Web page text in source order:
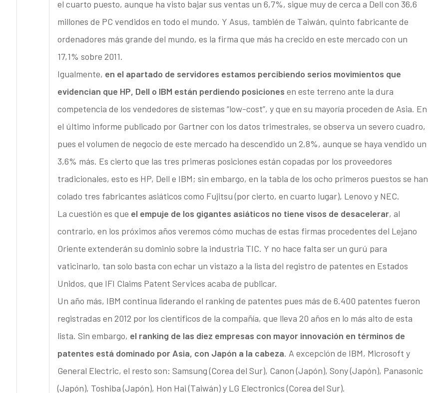
el cuarto puesto, aunque ha visto bajar sus ventas un 6,7%, sigue muy de cerca a Dell con 36,6
millones de PC vendidos en todo el mundo. Y Asus, también de Taiwán, quinto fabricante de
ordenadores más grande del mundo, es la firma que más ha crecido en este mercado con un
17,1% sobre 2011.
Igualmente, en el apartado de servidores estamos percibiendo serios movimientos que
evidencian que HP, Dell o IBM están perdiendo posiciones en este terreno ante la dura
competencia de los vendedores de sistemas “low-cost”, y que en su mayoría proceden de Asia. En
el último informe publicado por Gartner con los datos trimestrales, se observa un severo cuadro,
pues el volumen de negocio de este mercado ha descendido un 2,8%, aunque se haya vendido un
3,6% más. Es cierto que las tres primeras posiciones están copadas por los proveedores
tradicionales, esto es HP, Dell e IBM; sin embargo, en la tabla de los ocho primeros puestos se han
colado tres fabricantes asiáticos como Fujitsu (por cierto, en cuarto lugar), Lenovo y NEC.
La cuestión es que el empuje de los gigantes asiáticos no tiene visos de desacelerar, al
contrario, en los próximos años veremos cómo muchas de estas firmas procedentes del Lejano
Oriente extenderán su dominio sobre la industria TIC. Y no hace falta ser un gurú para
vaticinarlo, tan solo basta con echar un vistazo a la lista del registro de patentes en Estados
Unidos, que IFI Claims Patent Services acaba de publicar.
Un año más, IBM continua liderando el ranking de patentes pues más de 6.400 patentes fueron
registradas en 2012 por los científicos de la compañía, que lleva 20 años en lo más alto de esta
lista. Sin embargo, el ranking de las diez empresas con mayor innovación en términos de
patentes está dominado por Asia, con Japón a la cabeza. A excepción de IBM, Microsoft y
General Electric, el resto son: Samsung (Corea del Sur), Canon (Japón), Sony (Japón), Panasonic
(Japón), Toshiba (Japón), Hon Hai (Taiwán) y LG Electronics (Corea del Sur).